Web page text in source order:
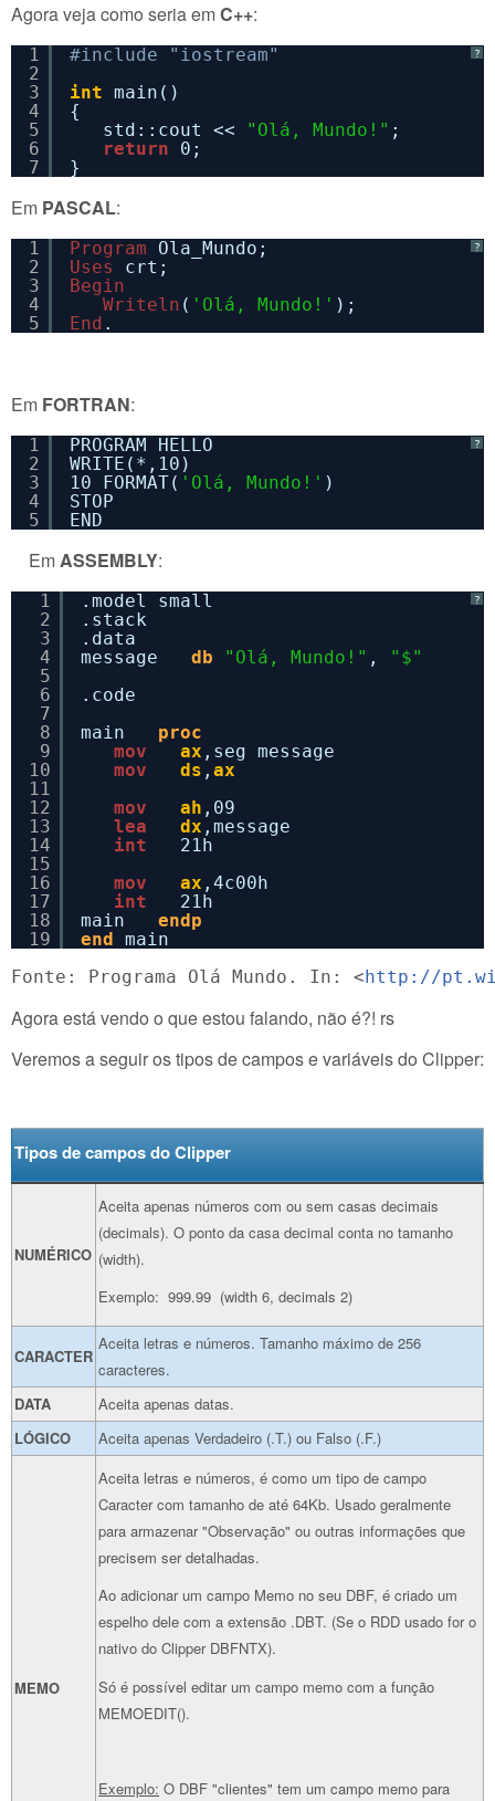
Agora veja como seria emC++:
?
1
2
3
4
5
6
7
#include "iostream"
int main()
{
std::cout <<
"Olá, Mundo!" ;
return
0;
}
Em PASCAL:
?
1
2
3
4
5
Program
Ola_Mundo;
Uses
crt;
Begin
Writeln ( 'Olá, Mundo!' );
End .
Em FORTRAN:
?
1
2
3
4
5
PROGRAM HELLO
WRITE(*,10)
10 FORMAT( 'Olá, Mundo!' )
STOP
END
EmASSEMBLY:
?
1
2
3
4
5
6
7
8
9
10
11
12
13
14
15
16
17
18
19
.model small
.stack
.data
message db "Olá, Mundo!" ,
"$"
.code
main proc
mov
ax ,seg message
mov
ds , ax
mov
ah ,09
lea
dx ,message
int
21h
mov
ax ,4c00h
int
21h
main endp
end
main_
Fonte: Programa Olá Mundo. In: < http://
Agora está vendo o que estou falando, não é?! rs
Veremos a seguir os tipos de campos e variáveis do Clipper:
Tipos de campos do Clipper
NUMÉRICO
Aceita apenas números com ou sem casas decimais
(decimals). O ponto da casa decimal conta no tamanho
(width).
Exemplo: 999.99 (width 6, decimals 2)
CARACTER
Aceita letras e números. Tamanho máximo de 256
caracteres.
DATA
Aceita apenas datas.
LÓGICO
Aceita apenas Verdadeiro (.T.) ou Falso (.F.)
MEMO
Aceita letras e números, é como um tipo de campo
Caracter com tamanho de até 64Kb. Usado geralmente
para armazenar "Observação" ou outras informações que
precisem ser detalhadas.
Ao adicionar um campo Memo no seu DBF, é criado um
espelho dele com a extensão .DBT. (Se o RDD usado for o
nativo do Clipper DBFNTX).
Só é possível editar um campo memo com a função
MEMOEDIT().
Exemplo: O DBF "clientes" tem um campo memo para